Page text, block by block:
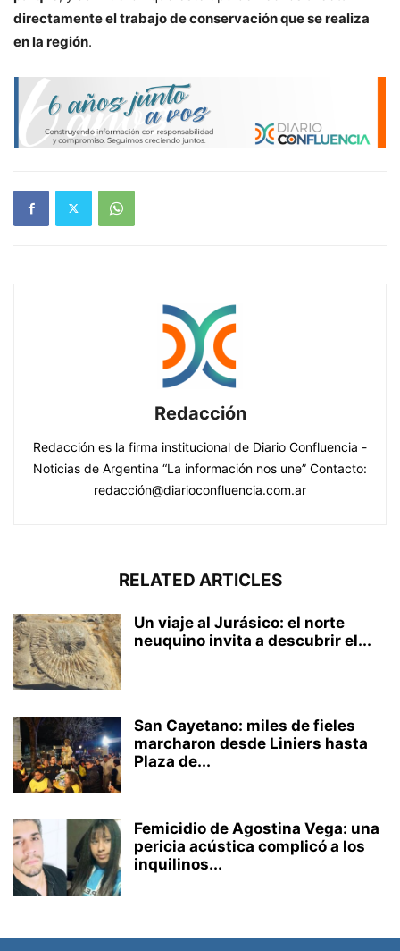
directamente el trabajo de conservación que se realiza
en la región.
Redacción
Redacción es la firma institucional de Diario Confluencia -
Noticias de Argentina “La información nos une” Contacto:
redacción@diarioconfluencia.com.ar
RELATED ARTICLES
Un viaje al Jurásico: el norte
neuquino invita a descubrir el...
San Cayetano: miles de fieles
marcharon desde Liniers hasta
Plaza de...
Femicidio de Agostina Vega: una
pericia acústica complicó a los
inquilinos...